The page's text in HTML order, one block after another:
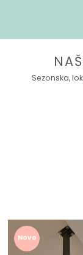
Sezonska,
Novo